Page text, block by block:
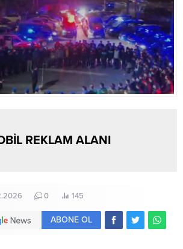
REKLAM ALANI
0 145
ABONE OL